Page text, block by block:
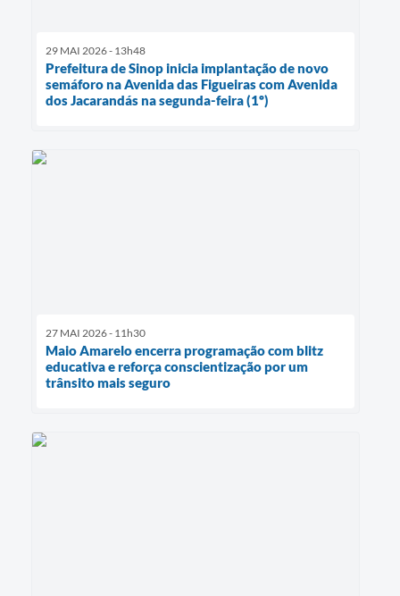
29 MAI 2026 - 13h48
Prefeitura de Sinop inicia implantação de novo
semáforo na Avenida das Figueiras com Avenida
dos Jacarandás na segunda-feira (1º)
27 MAI 2026 - 11h30
Maio Amarelo encerra programação com blitz
educativa e reforça conscientização por um
trânsito mais seguro